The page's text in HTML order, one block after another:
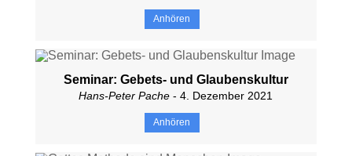
Anhören
Seminar: Gebets- und Glaubenskultur
Hans-Peter Pache - 4. Dezember 2021
Anhören